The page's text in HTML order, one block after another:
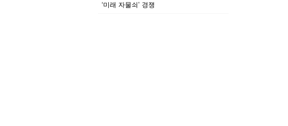
‘미래 자물쇠’ 경쟁